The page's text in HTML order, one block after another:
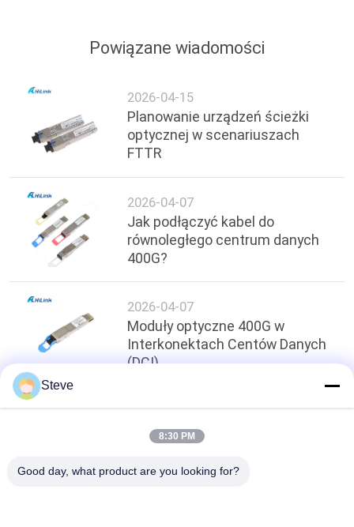
Powiązane wiadomości
2026-04-15
Planowanie urządzeń ścieżki
optycznej w scenariuszach
FTTR
2026-04-07
Jak podłączyć kabel do
równoległego centrum danych
400G?
2026-04-07
Moduły optyczne 400G w
Interkonektach Centów Danych
(DCI)
Top
Steve
8:30 PM
Good day, what product are you looking for?